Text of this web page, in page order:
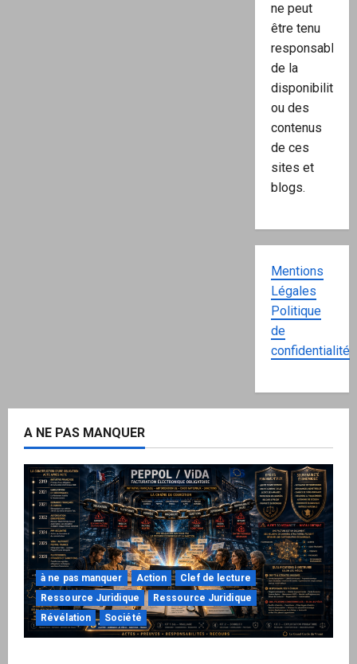
ne peut
être tenu
responsable
de la
disponibilité
ou des
contenus
de ces
sites et
blogs.
Mentions
Légales
Politique
de
confidentialité
A NE PAS MANQUER
à ne pas manquer Action
Clef de lecture
Ressource Juridique
Ressource Juridique
Révélation
Société